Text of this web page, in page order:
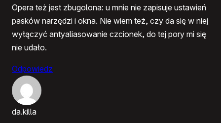
Opera też jest zbugolona: u mnie nie zapisuje ustawień
pasków narzędzi i okna. Nie wiem też, czy da się w niej
wyłączyć antyaliasowanie czcionek, do tej pory mi się
nie udało.
Odpowiedz
da.killa